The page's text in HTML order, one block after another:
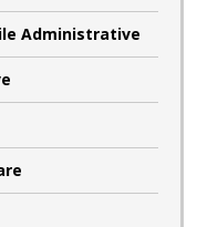
Administrative